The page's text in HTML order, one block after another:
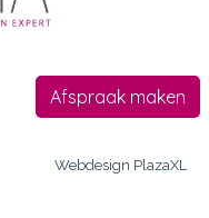
Afspraak maken
Webdesign PlazaXL